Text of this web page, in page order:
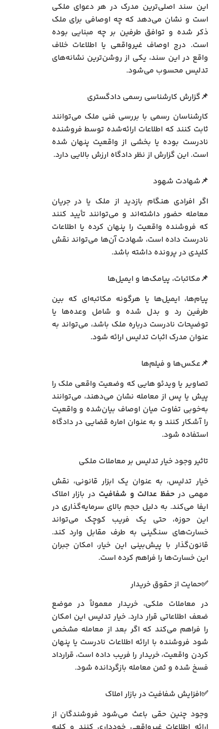
این سند اصلی‌ترین مدرک در هر دعوای ملکی
است و نشان می‌دهد که چه اوصافی برای ملک
ذکر شده و توافق طرفین بر چه مبنایی بوده
است. درج اوصاف غیرواقعی یا اطلاعات خلاف
واقع در این سند، یکی از روشن‌ترین نشانه‌های
تدلیس محسوب می‌شود.
📌گزارش کارشناسی رسمی دادگستری
کارشناسان رسمی با بررسی فنی ملک می‌توانند
ثابت کنند که اطلاعات ارائه‌شده توسط فروشنده
نادرست بوده یا بخشی از واقعیت پنهان شده
است. این گزارش از نظر دادگاه ارزش بالایی دارد.
📌شهادت شهود
اگر افرادی هنگام بازدید از ملک یا در جریان
معامله حضور داشته‌اند و می‌توانند تأیید کنند
که فروشنده واقعیت را پنهان کرده یا اطلاعات
نادرست داده است، شهادت آن‌ها می‌تواند نقش
کلیدی در پرونده داشته باشد.
📌مکاتبات، پیامک‌ها و ایمیل‌ها
پیام‌ها، ایمیل‌ها یا هرگونه مکاتبه‌ای که بین
طرفین رد و بدل شده و شامل وعده‌ها یا
توضیحات نادرست درباره ملک باشد، می‌تواند به
عنوان مدرک اثبات تدلیس ارائه شود.
📌عکس‌ها و فیلم‌ها
تصاویر یا ویدئو هایی که وضعیت واقعی ملک را
پیش یا پس از معامله نشان می‌دهند، می‌توانند
به‌خوبی تفاوت میان اوصاف بیان‌شده و واقعیت
را آشکار کنند و به عنوان اماره قضایی در دادگاه
استفاده شود.
تاثیر وجود خیار تدلیس بر معاملات ملکی
خیار تدلیس، به عنوان یک ابزار قانونی، نقش
مهمی در حفظ عدالت و شفافیت در بازار املاک
ایفا می‌کند. به دلیل حجم بالای سرمایه‌گذاری در
این حوزه، حتی یک فریب کوچک می‌تواند
خسارت‌های سنگینی به طرف مقابل وارد کند.
قانون‌گذار با پیش‌بینی این خیار، امکان جبران
این خسارت‌ها را فراهم کرده است.
✅حمایت از حقوق خریدار
در معاملات ملکی، خریدار معمولاً در موضع
ضعف اطلاعاتی قرار دارد. خیار تدلیس این امکان
را فراهم می‌کند که اگر بعد از معامله مشخص
شود فروشنده با ارائه اطلاعات نادرست یا پنهان
کردن واقعیت، خریدار را فریب داده است، قرارداد
فسخ شده و ثمن معامله بازگردانده شود.
✅افزایش شفافیت در بازار املاک
وجود چنین حقی باعث می‌شود فروشندگان از